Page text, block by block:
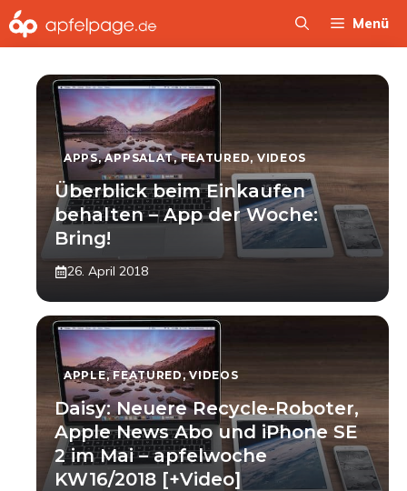
Zum
Inhalt
Menü
APPS,APPSALAT,FEATURED,VIDEOS
Überblick beim Einkaufen
behalten – App der Woche:
Bring!
26. April 2018
APPLE,FEATURED,VIDEOS
Daisy: Neuere Recycle-Roboter,
Apple News Abo und iPhone SE
2 im Mai – apfelwoche
KW16/2018 [+Video]